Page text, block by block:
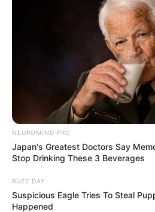
NEUROMIND PRO
Japan's Greatest Doctors Say
Stop Drinking These 3 Beverages
BUZZ DAY
Suspicious Eagle Tries To Steal
Happened